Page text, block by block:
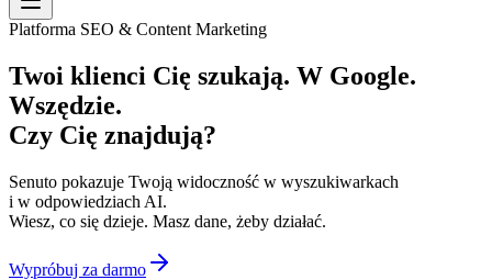
Platforma SEO & Content Marketing
Twoi klienci Cię szukają. W Google.
Wszędzie.
Czy Cię znajdują?
Senuto pokazuje Twoją widoczność w wyszukiwarkach
i w odpowiedziach AI.
Wiesz, co się dzieje. Masz dane, żeby działać.
Wypróbuj za darmo